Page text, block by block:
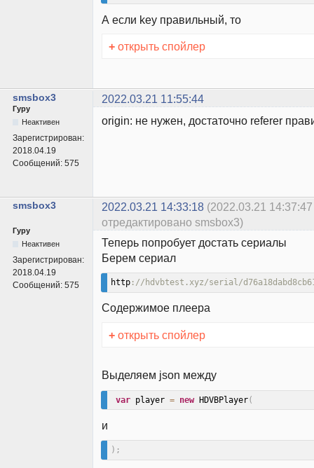
А если key правильный, то
+ открыть спойлер
smsbox3 2022.03.21 11:55:44
Гуру
Неактивен
Зарегистрирован:
2018.04.19
Сообщений: 575
origin: не нужен, достаточно referer
smsbox3 2022.03.21 14:33:18 (2022.03.21 14:37:47
отредактировано smsbox3)
Гуру
Неактивен
Зарегистрирован:
2018.04.19
Сообщений: 575
Теперь попробует достать сериалы
Берем сериал
http://hdvbtest.xyz/serial/
Содержимое плеера
+ открыть спойлер
Выделяем json между
var player = new HDVBPlayer(
и
) ;